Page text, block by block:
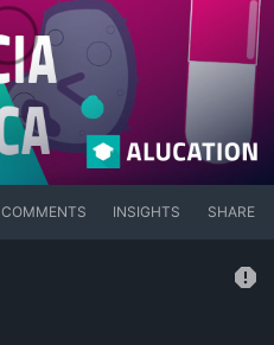
COMMENTS INSIGHTS SHARE